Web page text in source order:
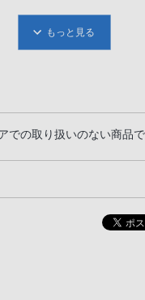
もっと見る
の取り扱いのない商品